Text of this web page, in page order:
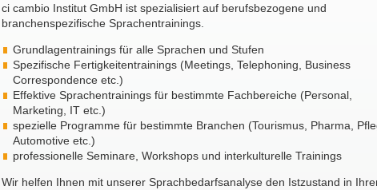
ci cambio Institut GmbH ist spezialisiert auf berufsbezogene und
branchenspezifische Sprachentrainings.
Grundlagentrainings für alle Sprachen und Stufen
Spezifische Fertigkeitentrainings (Meetings, Telephoning, Business
Correspondence etc.)
Effektive Sprachentrainings für bestimmte Fachbereiche (Personal,
Marketing, IT etc.)
spezielle Programme für bestimmte Branchen (Tourismus, Pharma,
Automotive etc.)
professionelle Seminare, Workshops und interkulturelle Trainings
Wir helfen Ihnen mit unserer Sprachbedarfsanalyse den Istzustand in